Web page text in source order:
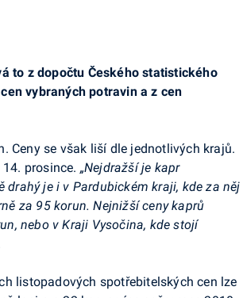
to z dopočtu Českého statistického
vybraných potravin a z cen
Ceny se však liší dle jednotlivých krajů.
prosince. „Nejdražší je kapr
je i v Pardubickém kraji, kde za něj
za 95 korun. Nejnižší ceny kaprů
nebo v Kraji Vysočina, kde stojí
listopadových spotřebitelských cen lze